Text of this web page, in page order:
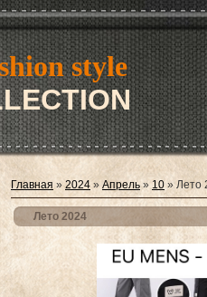
style
collection 2026
Главная » 2024 » Апрель » 10 » Лето
Лето 2024